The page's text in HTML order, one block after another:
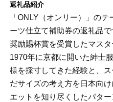
返礼品紹介
「ONLY（オンリー）」の
ーツ仕立て補助券の返礼品
奨励賜杯賞を受賞したマス
1970年に京都に開いた紳士
様を採寸してきた経験と、
だサイズの考え方を日本向
エットを知り尽くしたパタ